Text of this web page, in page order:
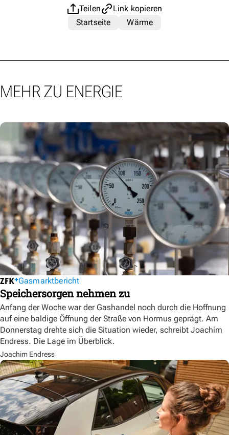
Teilen
Link kopieren
Startseite
Wärme
MEHR ZU ENERGIE
Gasmarktbericht
Speichersorgen nehmen zu
Anfang der Woche war der Gashandel noch durch die Hoffnung
auf eine baldige Öffnung der Straße von Hormus geprägt. Am
Donnerstag drehte sich die Situation wieder, schreibt Joachim
Endress. Die Lage im Überblick.
Joachim Endress